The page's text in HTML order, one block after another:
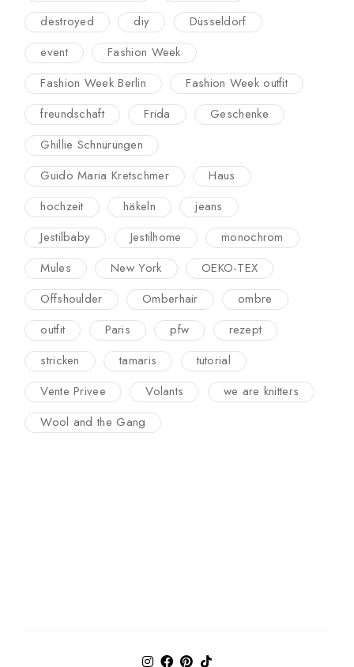
destroyed
diy
Düsseldorf
event
Fashion Week
Fashion Week Berlin
Fashion Week outfit
freundschaft
Frida
Geschenke
Ghillie Schnürungen
Guido Maria Kretschmer
Haus
hochzeit
häkeln
jeans
Jestilbaby
Jestilhome
monochrom
Mules
New York
OEKO-TEX
Offshoulder
Omberhair
ombre
outfit
Paris pfw
rezept
stricken
tamaris
tutorial
Vente Privee
Volants
we are knitters
Wool and the Gang